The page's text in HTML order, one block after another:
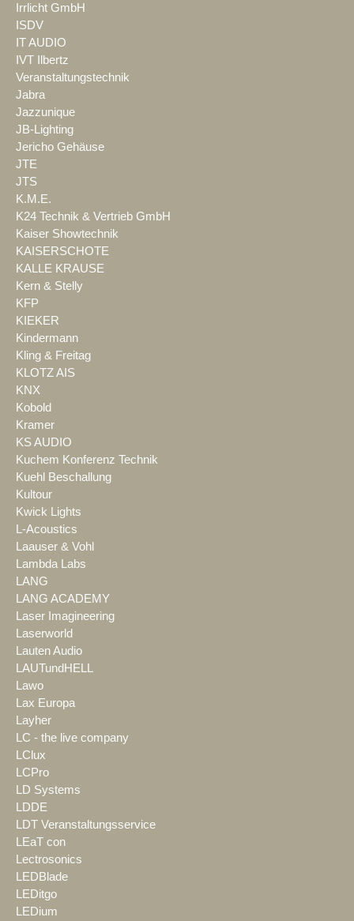
Irrlicht GmbH
ISDV
IT AUDIO
IVT Ilbertz
Veranstaltungstechnik
Jabra
Jazzunique
JB-Lighting
Jericho Gehäuse
JTE
JTS
K.M.E.
K24 Technik & Vertrieb GmbH
Kaiser Showtechnik
KAISERSCHOTE
KALLE KRAUSE
Kern & Stelly
KFP
KIEKER
Kindermann
Kling & Freitag
KLOTZ AIS
KNX
Kobold
Kramer
KS AUDIO
Kuchem Konferenz Technik
Kuehl Beschallung
Kultour
Kwick Lights
L-Acoustics
Laauser & Vohl
Lambda Labs
LANG
LANG ACADEMY
Laser Imagineering
Laserworld
Lauten Audio
LAUTundHELL
Lawo
Lax Europa
Layher
LC - the live company
LClux
LCPro
LD Systems
LDDE
LDT Veranstaltungsservice
LEaT con
Lectrosonics
LEDBlade
LEDitgo
LEDium